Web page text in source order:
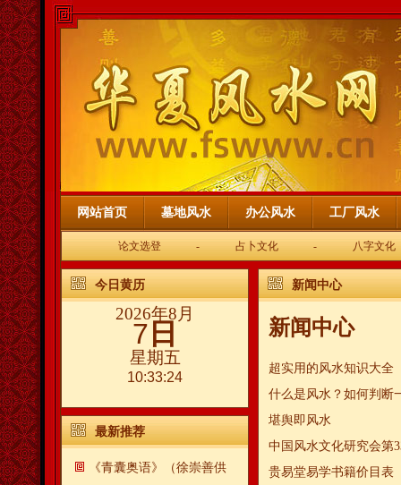
网站首页 墓地风水 办公风水 工厂风水
论文选登 - 占卜文化 - 八字文化
今日黄历
2026年8月
7 日
星期五
10:33:24
最新推荐
《青囊奥语》（徐崇善供
新闻中心
新闻中心
超实用的风水知识大全
什么是风水？如何判断
​堪舆即风水
中国风水文化研究会第
贵易堂易学书籍价目表